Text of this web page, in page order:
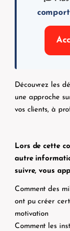
Découvrez les
une approche
vos clients, à
Lors de cette
autre
suivre, vous
Comment des
ont pu créer
motivation
Comment les